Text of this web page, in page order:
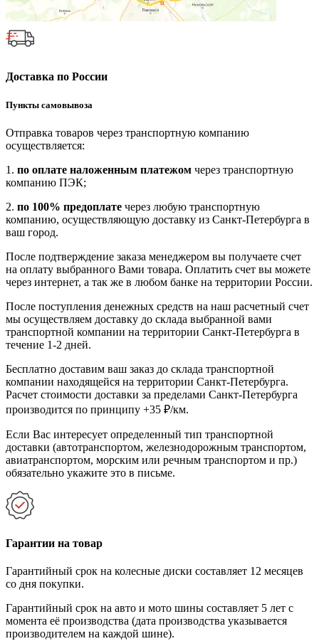
Доставка по России
Пункты самовывоза
Отправка товаров через транспортную компанию
осуществляется:
1. по оплате наложенным платежом через транспортную
компанию ПЭК;
2. по 100% предоплате через любую транспортную
компанию, осуществляющую доставку из Санкт-Петербурга в
ваш город.
После подтверждение заказа менеджером вы получаете счет
на оплату выбранного Вами товара. Оплатить счет вы можете
через интернет, а так же в любом банке на территории России.
После поступления денежных средств на наш расчетный счет
мы осуществляем доставку до склада выбранной вами
транспортной компании на территории Санкт-Петербурга в
течение 1-2 дней.
Бесплатно доставим ваш заказ до склада транспортной
компании находящейся на территории Санкт-Петербурга.
Расчет стоимости доставки за пределами Санкт-Петербурга
производится по принципу +35 ₽/км.
Если Вас интересует определенный тип транспортной
доставки (автотранспортом, железнодорожным транспортом,
авиатранспортом, морским или речным транспортом и пр.)
обязательно укажите это в письме.
Гарантии на товар
Гарантийный срок на колесные диски составляет 12 месяцев
со дня покупки.
Гарантийный срок на авто и мото шины составляет 5 лет с
момента её производства (дата производства указывается
производителем на каждой шине).